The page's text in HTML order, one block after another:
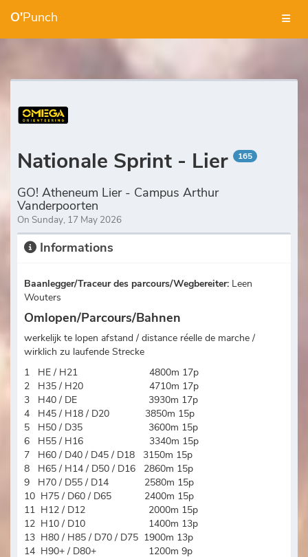
O'Punch
Nationale Sprint - Lier 165
GO! Atheneum Lier - Campus Arthur
Vanderpoorten
On Sunday, 17 May 2026
Informations
Baanlegger/Traceur des parcours/Wegbereiter: Leen
Wouters
Omlopen/Parcours/Bahnen
werkelijk te lopen afstand / distance réelle de marche /
wirklich zu laufende Strecke
1 HE / H21 4800m 17p
2 H35 / H20 4710m 17p
3 H40 / DE 3930m 17p
4 H45 / H18 / D20 3850m 15p
5 H50 / D35 3600m 15p
6 H55 / H16 3340m 15p
7 H60 / D40 / D45 / D18 3150m 15p
8 H65 / H14 / D50 / D16 2860m 15p
9 H70 / D55 / D14 2580m 15p
10 H75 / D60 / D65 2400m 15p
11 H12 / D12 2000m 15p
12 H10 / D10 1400m 13p
13 H80 / H85 / D70 / D75 1900m 13p
14 H90+ / D80+ 1200m 9p